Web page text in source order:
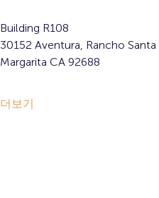
Building R108
30152 Aventura, Rancho Santa
Margarita CA 92688
더보기